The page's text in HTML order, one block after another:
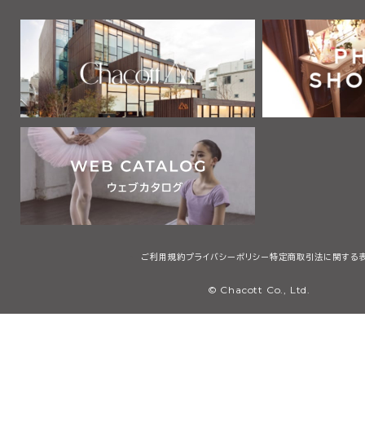
ご利用規約プライバシーポリシー 特定商取引法に関する
© Chacott Co., Ltd.